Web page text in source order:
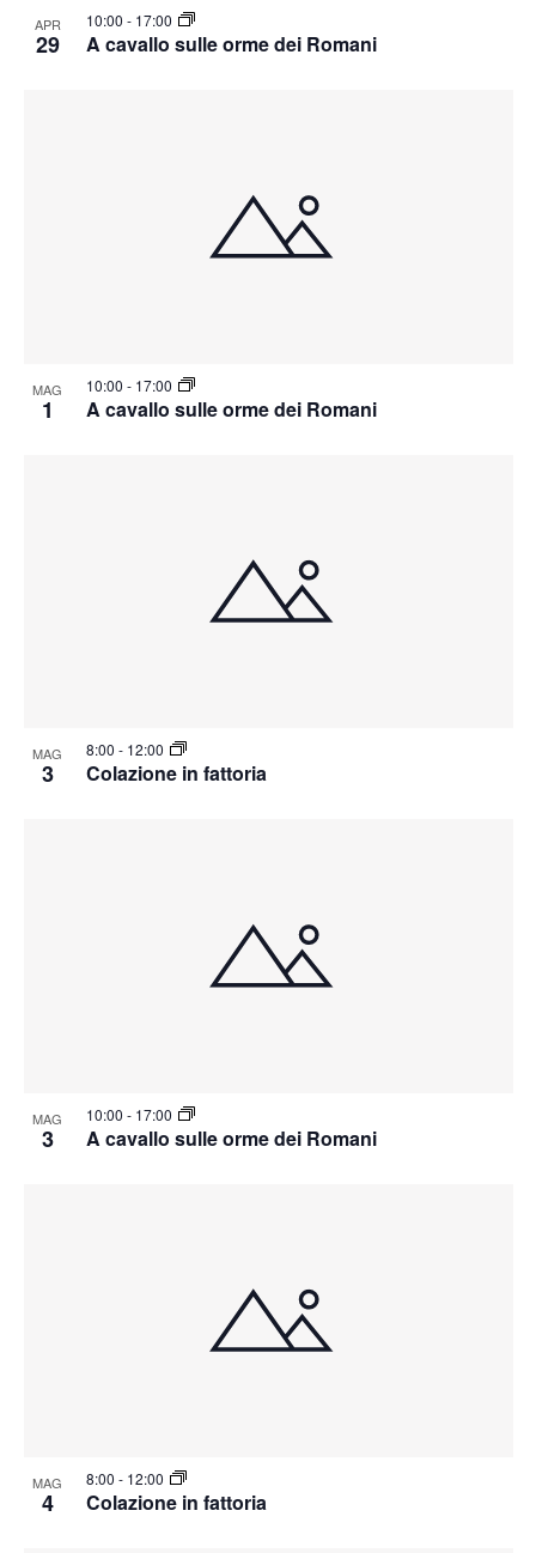
APR
29 A cavallo sulle orme dei Romani
10:00 - 17:00
MAG
1 A cavallo sulle orme dei Romani
10:00 - 17:00
MAG
3 Colazione in fattoria
8:00 - 12:00
MAG
3 A cavallo sulle orme dei Romani
10:00 - 17:00
MAG
4 Colazione in fattoria
8:00 - 12:00